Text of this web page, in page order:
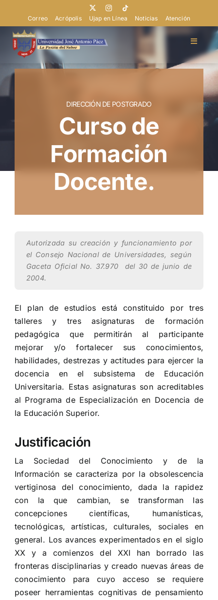
contenido
Correo Acrópolis Ujap en Línea Noticias Atención
Toggle
Doctorados
Especializaciones
DIRECCIÓN DE POSTGRADO
Curso de
Formación
Docente.
Autorizada su creación y funcionamiento por
el Consejo Nacional de Universidades, según
Gaceta Oficial No. 37.970 del 30 de junio de
2004.
El plan de estudios está constituido por tres
talleres y tres asignaturas de formación
pedagógica que permitirán al participante
mejorar y/o fortalecer sus conocimientos,
habilidades, destrezas y actitudes para ejercer la
docencia en el subsistema de Educación
Universitaria. Estas asignaturas son acreditables
al Programa de Especialización en Docencia de
la Educación Superior.
Justificación
La Sociedad del Conocimiento y de la
Información se caracteriza por la obsolescencia
vertiginosa del conocimiento, dada la rapidez
con la que cambian, se transforman las
concepciones científicas, humanísticas,
tecnológicas, artísticas, culturales, sociales en
general. Los avances experimentados en el siglo
XX y a comienzos del XXI han borrado las
fronteras disciplinarias y creado nuevas áreas de
conocimiento para cuyo acceso se requiere
poseer herramientas cognitivas de pensamiento